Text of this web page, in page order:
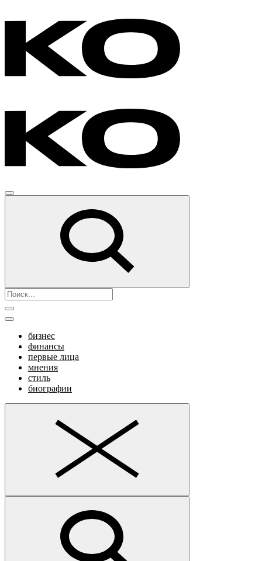
бизнес
финансы
первые лица
мнения
стиль
биографии